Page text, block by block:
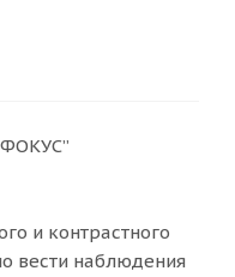
и контрастного
вести наблюдения